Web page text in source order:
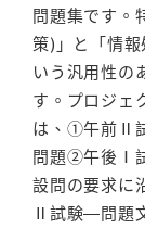
問題集です。
策)」と「情
いう汎用性の
す。プロジェ
は、①午前Ⅱ
問題②午後Ⅰ
設問の要求に
Ⅱ試験―問題